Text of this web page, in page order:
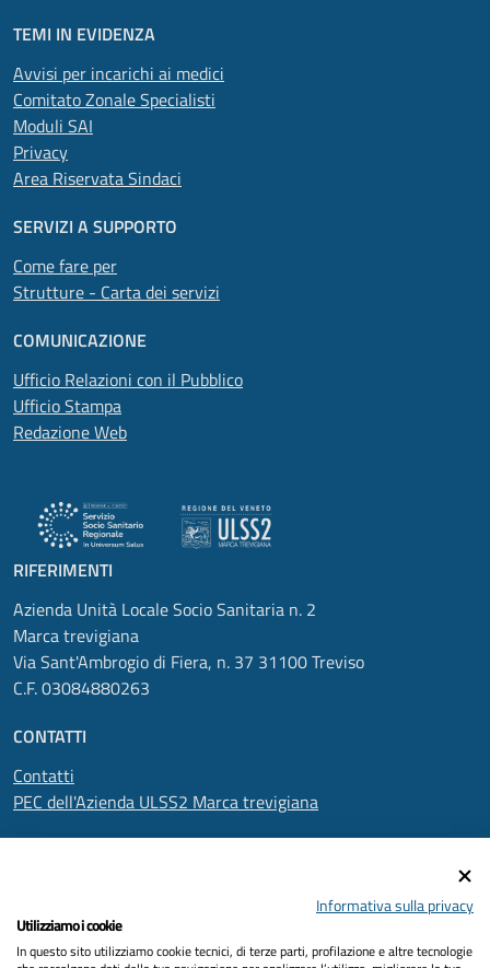
TEMI IN EVIDENZA
Avvisi per incarichi ai medici
Comitato Zonale Specialisti
Moduli SAI
Privacy
Area Riservata Sindaci
SERVIZI A SUPPORTO
Come fare per
Strutture - Carta dei servizi
COMUNICAZIONE
Ufficio Relazioni con il Pubblico
Ufficio Stampa
Redazione Web
RIFERIMENTI
Azienda Unità Locale Socio Sanitaria n. 2
Marca trevigiana
Via Sant'Ambrogio di Fiera, n. 37 31100 Treviso
C.F. 03084880263
CONTATTI
Contatti
PEC dell'Azienda ULSS2 Marca trevigiana
Informativa privacy
Informativa sulla privacy
Utilizziamo i cookie
In questo sito utilizziamo cookie tecnici, di terze parti, profilazione e altre tecnologie